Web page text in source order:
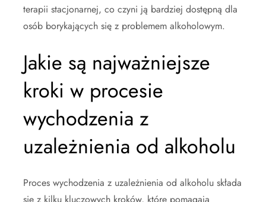
terapii stacjonarnej, co czyni ją bardziej dostępną dla
osób borykających się z problemem alkoholowym.
Jakie są najważniejsze
kroki w procesie
wychodzenia z
uzależnienia od alkoholu
Proces wychodzenia z uzależnienia od alkoholu składa
się z kilku kluczowych kroków, które pomagają